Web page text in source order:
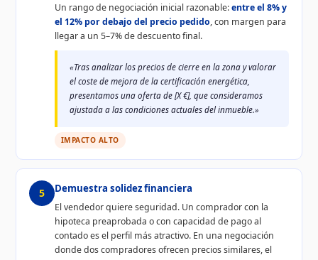
Un rango de negociación inicial razonable:entre el 8% y
el 12% por debajo del precio pedido, con margen para
llegar a un 5–7% de descuento final.
«Tras analizar los precios de cierre en la zona y valorar
el coste de mejora de la certificación energética,
presentamos una oferta de [X €], que consideramos
ajustada a las condiciones actuales del inmueble.»
IMPACTO ALTO
5 Demuestra solidez financiera
El vendedor quiere seguridad. Un comprador con la
hipoteca preaprobada o con capacidad de pago al
contado es el perfil más atractivo. En una negociación
donde dos compradores ofrecen precios similares, el